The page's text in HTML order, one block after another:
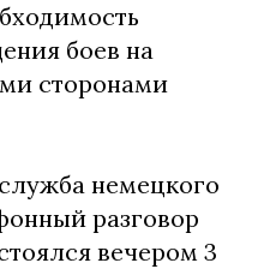
боев на
сторонами
немецкого
разговор
вечером 3